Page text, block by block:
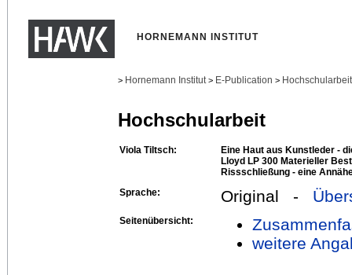
HORNEMANN INSTITUT
> Hornemann Institut > E-Publication >
Hochschularbeit
Viola Tiltsch:
Eine Haut aus Kunstleder -
Lloyd LP 300 Materieller
Rissschließung - eine
Sprache:
Original -
Seitenübersicht:
weitere